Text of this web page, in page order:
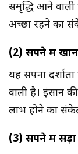
समृद्धि आने
अच्छा रहने का
(2) सपने में
यह सपना
वाली है। इंसान
लाभ होने का
(3) सपने में सड़ा